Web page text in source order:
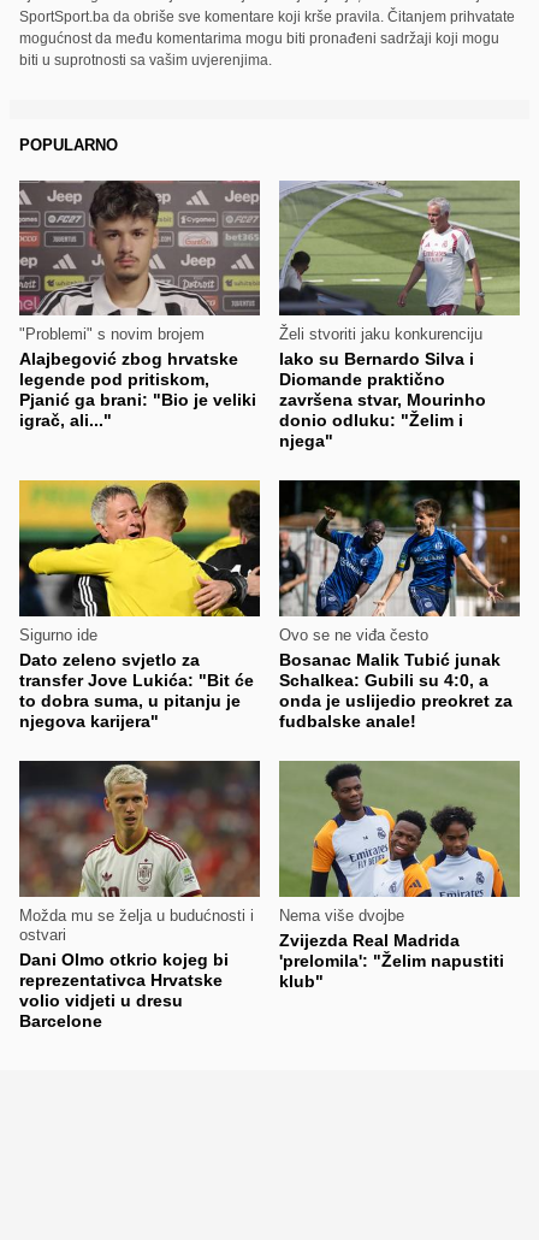
SportSport.ba da obriše sve komentare koji krše pravila. Čitanjem prihvatate
mogućnost da među komentarima mogu biti pronađeni sadržaji koji mogu
biti u suprotnosti sa vašim uvjerenjima.
POPULARNO
"Problemi" s novim brojem
Alajbegović zbog hrvatske
legende pod pritiskom,
Pjanić ga brani: "Bio je veliki
igrač, ali..."
Želi stvoriti jaku konkurenciju
Iako su Bernardo Silva i
Diomande praktično
završena stvar, Mourinho
donio odluku: "Želim i
njega"
Sigurno ide
Dato zeleno svjetlo za
transfer Jove Lukića: "Bit će
to dobra suma, u pitanju je
njegova karijera"
Ovo se ne viđa često
Bosanac Malik Tubić junak
Schalkea: Gubili su 4:0, a
onda je uslijedio preokret za
fudbalske anale!
Možda mu se želja u budućnosti i
ostvari
Dani Olmo otkrio kojeg bi
reprezentativca Hrvatske
volio vidjeti u dresu
Barcelone
Nema više dvojbe
Zvijezda Real Madrida
'prelomila': "Želim napustiti
klub"